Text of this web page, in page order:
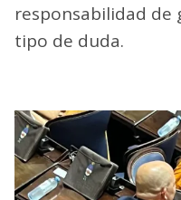
responsabilidad de
tipo de duda.